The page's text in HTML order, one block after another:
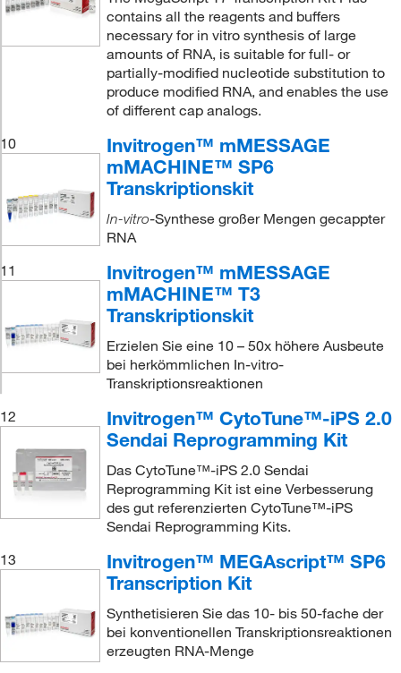
contains all the reagents and buffers
necessary for in vitro synthesis of large
amounts of RNA, is suitable for full- or
partially-modified nucleotide substitution to
produce modified RNA, and enables the use
of different cap analogs.
10
Invitrogen™ mMESSAGE
mMACHINE™ SP6
Transkriptionskit
In-vitro-Synthese großer Mengen gecappter
RNA
11
Invitrogen™ mMESSAGE
mMACHINE™ T3
Transkriptionskit
Erzielen Sie eine 10 – 50x höhere Ausbeute
bei herkömmlichen In-vitro-
Transkriptionsreaktionen
12
Invitrogen™ CytoTune™-iPS 2.0
Sendai Reprogramming Kit
Das CytoTune™-iPS 2.0 Sendai
Reprogramming Kit ist eine Verbesserung
des gut referenzierten CytoTune™-iPS
Sendai Reprogramming Kits.
13
Invitrogen™ MEGAscript™ SP6
Transcription Kit
Synthetisieren Sie das 10- bis 50-fache der
bei konventionellen Transkriptionsreaktionen
erzeugten RNA-Menge